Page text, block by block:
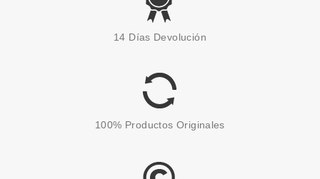
RALPH LAUREN
WOMAN PINK EDT 50 ML
23.99€
14 Días Devolución
100% Productos Originales